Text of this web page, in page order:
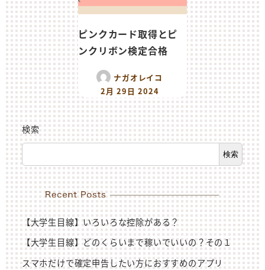
ピンクカード取得とピ
ンクリボン検定合格
ナガオレイコ
2月 29日 2024
検索
検索
【大学生目線】いろいろな控除がある？
【大学生目線】どのくらいまで稼いでいいの？その１
スマホだけで確定申告したい方におすすめのアプリ